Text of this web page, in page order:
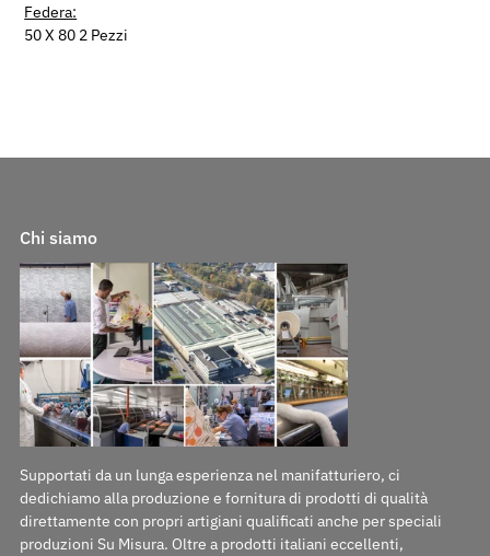
Federa:
50 X 80 2 Pezzi
Chi siamo
Supportati da un lunga esperienza nel manifatturiero, ci
dedichiamo alla produzione e fornitura di prodotti di qualità
direttamente con propri artigiani qualificati anche per speciali
produzioni Su Misura. Oltre a prodotti italiani eccellenti,